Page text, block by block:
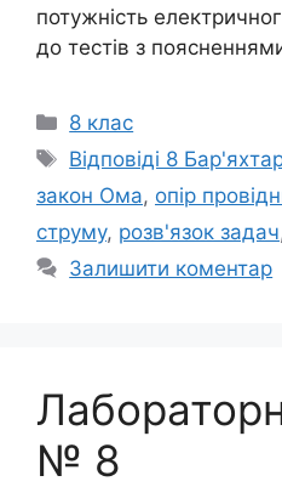
потужність
до тестів з
Категорії
8 клас
Позначки
Відповіді 8
закон Ома, опір
струму, розв'язок задач
Залишити коментар
№ 8